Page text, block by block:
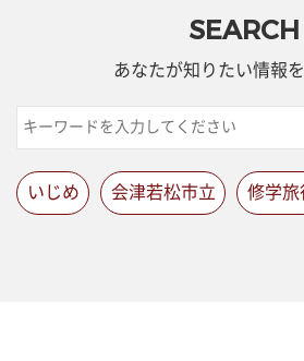
SEARCH
あなたが知りたい情報
いじめ 会津若松市立 修学旅